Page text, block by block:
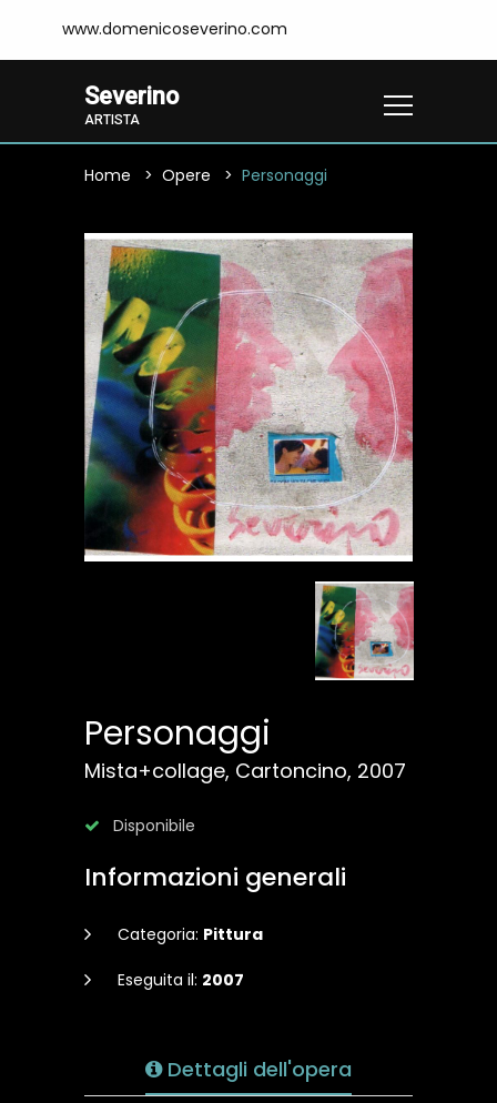
www.domenicoseverino.com
Severino
ARTISTA
Home Opere Personaggi
Personaggi
Mista+collage, Cartoncino, 2007
Disponibile
Informazioni generali
Categoria: Pittura
Eseguita il: 2007
Dettagli dell'opera